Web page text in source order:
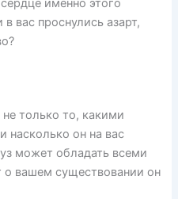
вас проснулись азарт,
только то, какими
насколько он на вас
может обладать всеми
о вашем существовании он